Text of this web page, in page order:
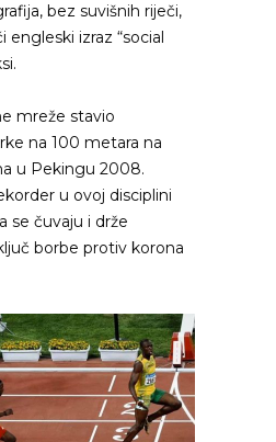
bez suvišnih riječi,
izraz “social
mreže stavio
na 100 metara na
u Pekingu 2008.
u ovoj disciplini
se čuvaju i drže
borbe protiv korona